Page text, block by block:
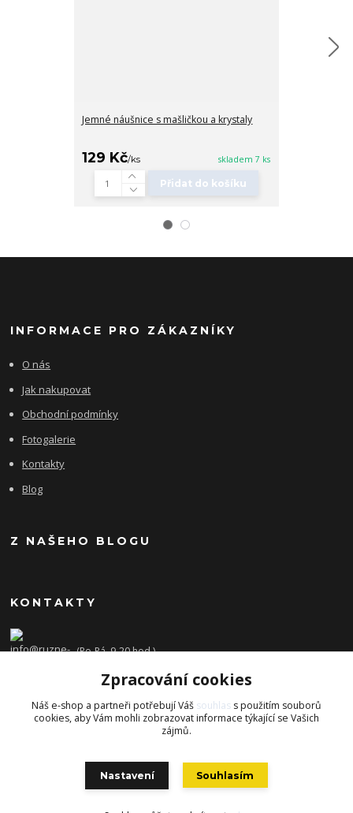
Jemné náušnice s mašličkou a krystaly
129 Kč/ks skladem 7 ks
Přidat do košíku
INFORMACE PRO ZÁKAZNÍKY
O nás
Jak nakupovat
Obchodní podmínky
Fotogalerie
Kontakty
Blog
Z NAŠEHO BLOGU
KONTAKTY
(Po-Pá, 9-20 hod.)
info@ruzne-darky.cz
Zpracování cookies
Náš e-shop a partneři potřebují Váš souhlas s použitím souborů
cookies, aby Vám mohli zobrazovat informace týkající se Vašich
zájmů.
Nastavení Souhlasím